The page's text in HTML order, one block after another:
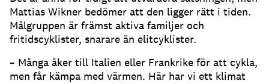
Mattias Wikner bedömer att den ligger rätt i tiden.
Målgruppen är främst aktiva familjer och
fritidscyklister, snarare än elitcyklister.
– Många åker till Italien eller Frankrike för att cykla,
men får kämpa med värmen. Här har vi ett klimat